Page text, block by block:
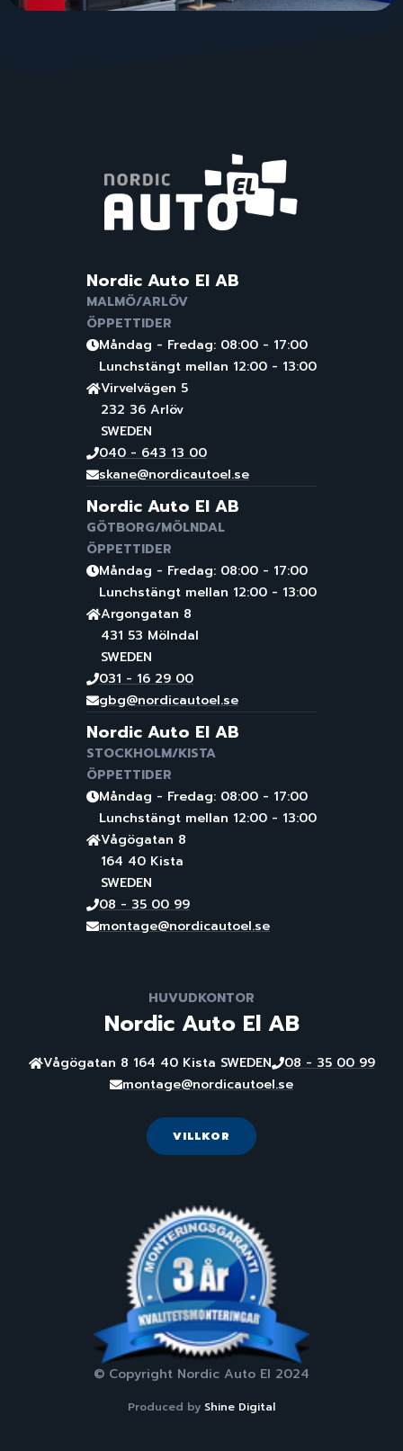
Nordic Auto El AB
MALMÖ/ARLÖV
ÖPPETTIDER
Måndag - Fredag: 08:00 - 17:00
Lunchstängt mellan 12:00 - 13:00
Virvelvägen 5
232 36 Arlöv
SWEDEN
040 - 643 13 00
skane@nordicautoel.se
Nordic Auto El AB
GÖTBORG/MÖLNDAL
ÖPPETTIDER
Måndag - Fredag: 08:00 - 17:00
Lunchstängt mellan 12:00 - 13:00
Argongatan 8
431 53 Mölndal
SWEDEN
031 - 16 29 00
gbg@nordicautoel.se
Nordic Auto El AB
STOCKHOLM/KISTA
ÖPPETTIDER
Måndag - Fredag: 08:00 - 17:00
Lunchstängt mellan 12:00 - 13:00
Vågögatan 8
164 40 Kista
SWEDEN
08 - 35 00 99
montage@nordicautoel.se
HUVUDKONTOR
Nordic Auto El AB
Vågögatan 8 164 40 Kista SWEDEN
08 - 35 00 99
montage@nordicautoel.se
VILLKOR
© Copyright Nordic Auto El 2024
Produced by Shine Digital